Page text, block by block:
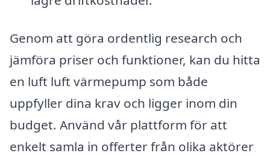
Genom att göra ordentlig research och
jämföra priser och funktioner, kan du hitta
en luft luft värmepump som både
uppfyller dina krav och ligger inom din
budget. Använd vår plattform för att
enkelt samla in offerter från olika aktörer